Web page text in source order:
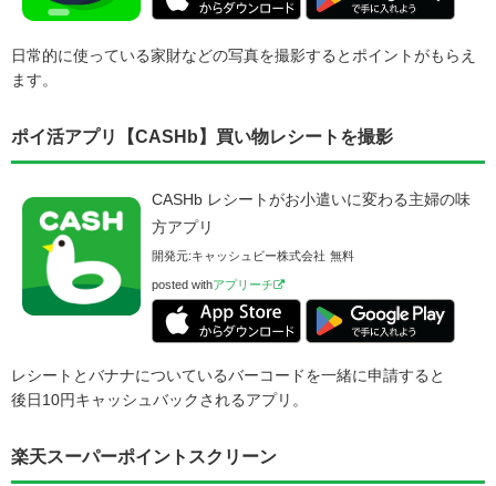
日常的に使っている家財などの写真を撮影するとポイントがもらえ
ます。
ポイ活アプリ【CASHb】買い物レシートを撮影
CASHb レシートがお小遣いに変わる主婦の味
方アプリ
開発元:キャッシュビー株式会社 無料
posted withアプリーチ
レシートとバナナについているバーコードを一緒に申請すると
後日10円キャッシュバックされるアプリ。
楽天スーパーポイントスクリーン